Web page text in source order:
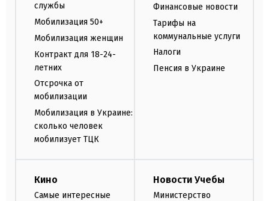
службы
Мобилизация 50+
Мобилизация женщин
Контракт для 18-24-
летних
Отсрочка от
мобилизации
Мобилизация в Украине:
сколько человек
мобилизует ТЦК
Финансовые новости
Тарифы на
коммунальные услуги
Налоги
Пенсия в Украине
Кино
Самые интересные
Новости Учебы
Министерство